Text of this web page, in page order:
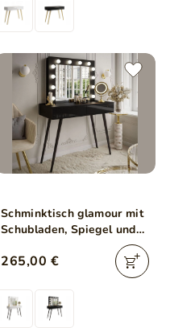
Schminktisch glamour mit
Schubladen, Spiegel und
LED-Beleuchtung Olivine
Schwarz Hochglanz
265,00 €